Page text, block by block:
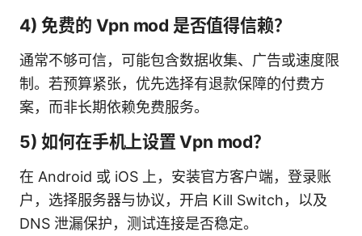
4) 免费的 Vpn mod 是否值得信赖？
通常不够可信，可能包含数据收集、广告或速度限
制。若预算紧张，优先选择有退款保障的付费方
案，而非长期依赖免费服务。
5) 如何在手机上设置 Vpn mod？
在 Android 或 iOS 上，安装官方客户端，登录账
户，选择服务器与协议，开启 Kill Switch，以及
DNS 泄漏保护，测试连接是否稳定。